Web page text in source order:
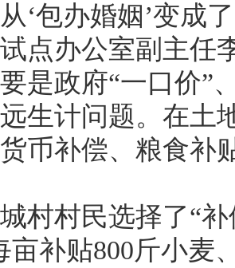
‘包办婚姻’变成
点办公室副主任
是政府“一口价”
生计问题。在土
币补偿、粮食补
村民选择了“补
亩补贴800斤小麦